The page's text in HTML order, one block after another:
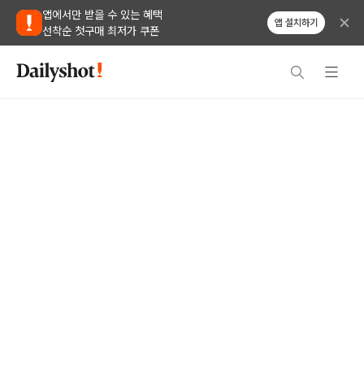
앱에서만 받을 수 있는 혜택
선착순 첫구매 최저가 쿠폰
앱 설치하기